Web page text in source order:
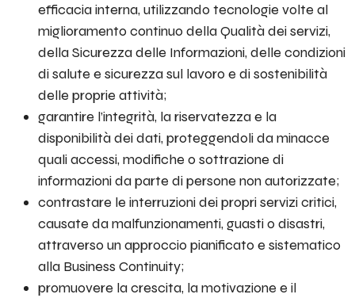
efficacia interna, utilizzando tecnologie volte al
miglioramento continuo della Qualità dei servizi,
della Sicurezza delle Informazioni, delle condizioni
di salute e sicurezza sul lavoro e di sostenibilità
delle proprie attività;
garantire l’integrità, la riservatezza e la
disponibilità dei dati, proteggendoli da minacce
quali accessi, modifiche o sottrazione di
informazioni da parte di persone non autorizzate;
contrastare le interruzioni dei propri servizi critici,
causate da malfunzionamenti, guasti o disastri,
attraverso un approccio pianificato e sistematico
alla Business Continuity;
promuovere la crescita, la motivazione e il